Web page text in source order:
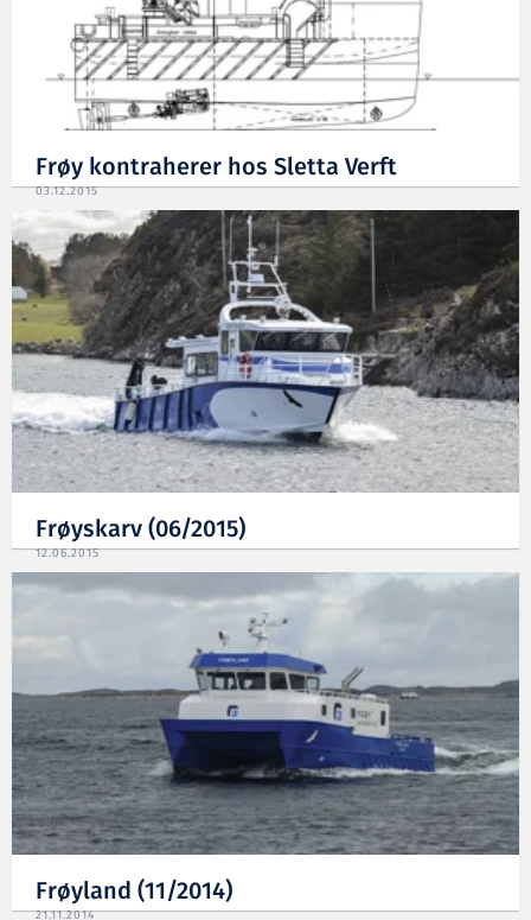
Frøy kontraherer hos Sletta Verft
03.12.2015
Frøyskarv (06/2015)
12.06.2015
Frøyland (11/2014)
21.11.2014